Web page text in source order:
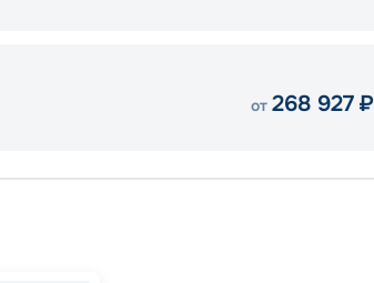
от 268 927 ₽